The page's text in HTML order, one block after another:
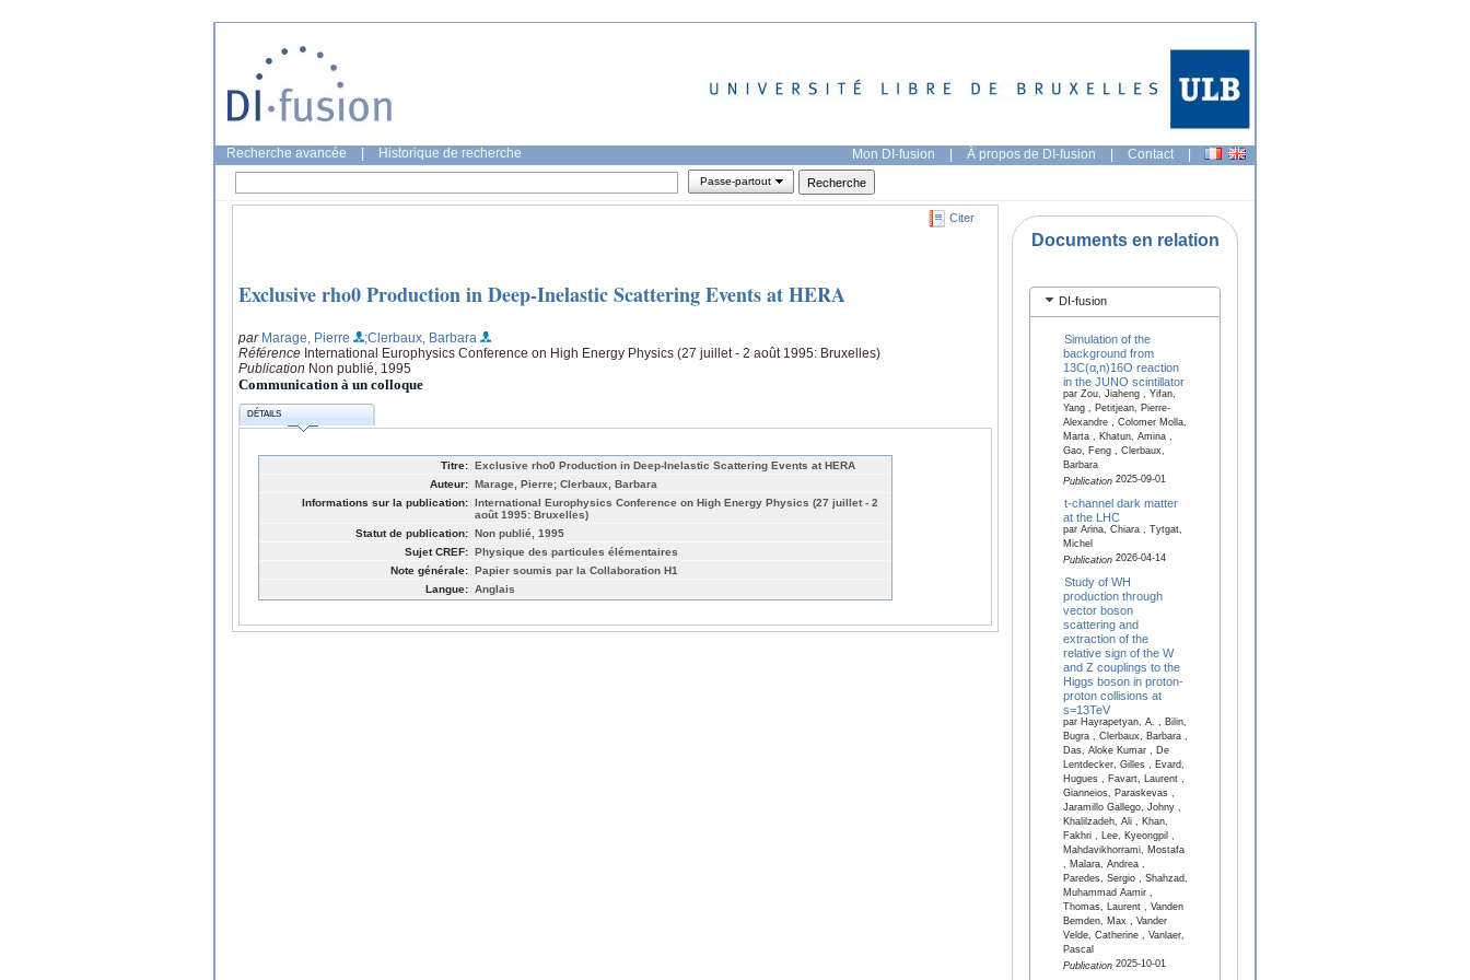
Recherche avancée Historique de recherche Mon DI-fusion | À propos de DI-fusion | Contact |
Passe-partout
Citer
Exclusive rho0 Production in Deep-Inelastic Scattering Events at HERA
par Marage, Pierre
;Clerbaux, Barbara
Référence International Europhysics Conference on High Energy Physics (27 juillet - 2 août 1995: Bruxelles)
Publication Non publié, 1995
Communication à un colloque
DÉTAILS
Titre: Exclusive rho0 Production in Deep-Inelastic Scattering Events at HERA
Auteur: Marage, Pierre; Clerbaux, Barbara
Informations sur la publication: International Europhysics Conference on High Energy Physics (27 juillet - 2
août 1995: Bruxelles)
Statut de publication: Non publié, 1995
Sujet CREF: Physique des particules élémentaires
Note générale: Papier soumis par la Collaboration H1
Langue: Anglais
Documents en relation
DI-fusion
Simulation of the
background from
13C(α,n)16O reaction
in the JUNO scintillator
par Zou, Jiaheng , Yifan,
Yang , Petitjean, Pierre-
Alexandre , Colomer Molla,
Marta , Khatun, Amina ,
Gao, Feng , Clerbaux,
Barbara
Publication2025-09-01
t-channel dark matter
at the LHC
par Arina, Chiara , Tytgat,
Michel
Publication2026-04-14
Study of WH
production through
vector boson
scattering and
extraction of the
relative sign of the W
and Z couplings to the
Higgs boson in proton-
proton collisions at
s=13TeV
par Hayrapetyan, A. , Bilin,
Bugra , Clerbaux, Barbara ,
Das, Aloke Kumar , De
Lentdecker, Gilles , Evard,
Hugues , Favart, Laurent ,
Gianneios, Paraskevas ,
Jaramillo Gallego, Johny ,
Khalilzadeh, Ali , Khan,
Fakhri , Lee, Kyeongpil ,
Mahdavikhorrami, Mostafa
, Malara, Andrea ,
Paredes, Sergio , Shahzad,
Muhammad Aamir ,
Thomas, Laurent , Vanden
Bemden, Max , Vander
Velde, Catherine , Vanlaer,
Pascal
Publication2025-10-01